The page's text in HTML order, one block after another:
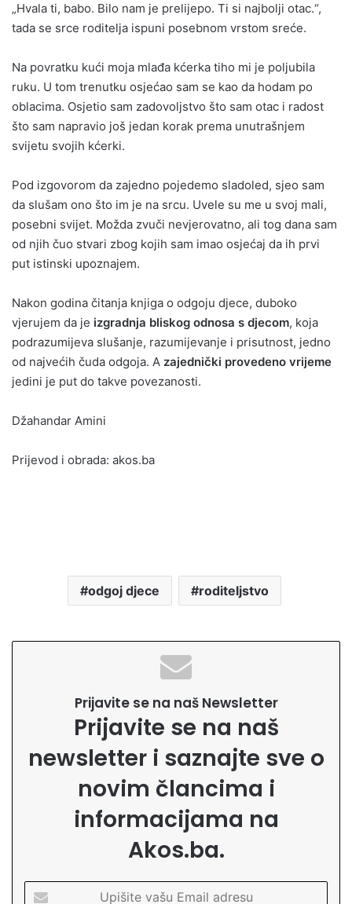
„Hvala ti, babo. Bilo nam je prelijepo. Ti si najbolji otac.“,
tada se srce roditelja ispuni posebnom vrstom sreće.
Na povratku kući moja mlađa kćerka tiho mi je poljubila
ruku. U tom trenutku osjećao sam se kao da hodam po
oblacima. Osjetio sam zadovoljstvo što sam otac i radost
što sam napravio još jedan korak prema unutrašnjem
svijetu svojih kćerki.
Pod izgovorom da zajedno pojedemo sladoled, sjeo sam
da slušam ono što im je na srcu. Uvele su me u svoj mali,
posebni svijet. Možda zvuči nevjerovatno, ali tog dana sam
od njih čuo stvari zbog kojih sam imao osjećaj da ih prvi
put istinski upoznajem.
Nakon godina čitanja knjiga o odgoju djece, duboko
vjerujem da je izgradnja bliskog odnosa s djecom, koja
podrazumijeva slušanje, razumijevanje i prisutnost, jedno
od najvećih čuda odgoja. A zajednički provedeno vrijeme
jedini je put do takve povezanosti.
Džahandar Amini
Prijevod i obrada: akos.ba
odgoj djece roditeljstvo
Prijavite se na naš Newsletter
Prijavite se na naš
newsletter i saznajte sve o
novim člancima i
informacijama na
Akos.ba.